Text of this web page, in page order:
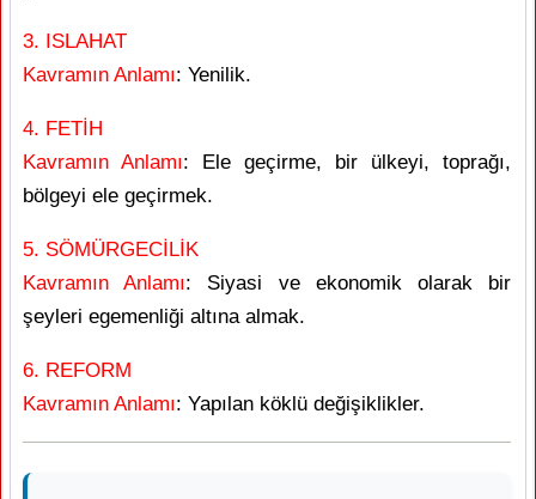
3. ISLAHAT
Kavramın Anlamı: Yenilik.
4. FETİH
Kavramın Anlamı: Ele geçirme, bir ülkeyi, toprağı,
bölgeyi ele geçirmek.
5. SÖMÜRGECİLİK
Kavramın Anlamı: Siyasi ve ekonomik olarak bir
şeyleri egemenliği altına almak.
6. REFORM
Kavramın Anlamı: Yapılan köklü değişiklikler.